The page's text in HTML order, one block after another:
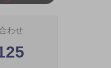
わせ